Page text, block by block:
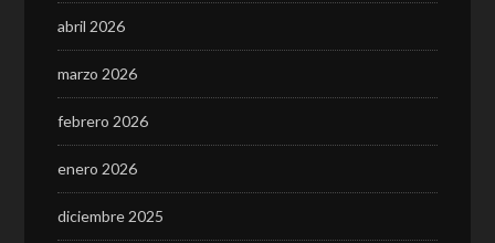
abril 2026
marzo 2026
febrero 2026
enero 2026
diciembre 2025